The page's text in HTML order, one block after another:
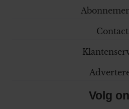
Contact
Volg